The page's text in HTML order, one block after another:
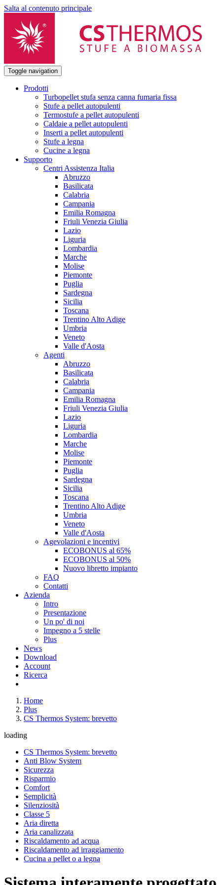
Salta al contenuto principale
Toggle navigation
Prodotti
Turbopellet stufa senza canna fumaria fissa
Stufe a pellet autopulenti
Termostufe a pellet autopulenti
Caldaie a pellet autopulenti
Inserti a pellet autopulenti
Stufe a legna
Cucine a legna
Supporto
Centri Assistenza Italia
Abruzzo
Basilicata
Calabria
Campania
Emilia Romagna
Friuli Venezia Giulia
Lazio
Liguria
Lombardia
Marche
Molise
Piemonte
Puglia
Sardegna
Sicilia
Toscana
Trentino Alto Adige
Umbria
Veneto
Valle d'Aosta
Agenti
Abruzzo
Basilicata
Calabria
Campania
Emilia Romagna
Friuli Venezia Giulia
Lazio
Liguria
Lombardia
Marche
Molise
Piemonte
Puglia
Sardegna
Sicilia
Toscana
Trentino Alto Adige
Umbria
Veneto
Valle d'Aosta
Agevolazioni e incentivi
ECOBONUS al 65%
ECOBONUS al 50%
Nuovo libretto impianto
FAQ
Contatti
Azienda
Intro
Presentazione
Un po' di noi
Impegno a 5 stelle
Plus
News
Download
Account
Ricerca
Home
Plus
CS Thermos System: brevetto
loading
CS Thermos System: brevetto
Anti Blow System
Sicurezza
Risparmio
Comfort
Semplicità
Silenziosità
Classe 5
Aria diretta
Aria canalizzata
Riscaldamento ad acqua
Riscaldamento ad irraggiamento
Cucina a pellet o a legna